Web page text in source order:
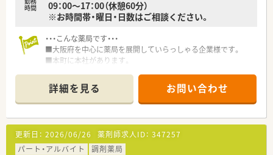
時間
09：00～17：00（休憩60分）
※お時間帯・曜日・日数はご相談ください。
・・・こんな薬局です・・・
■大阪府を中心に薬局を展開していらっしゃる企業様です。
■本町に本社があります。
詳細を見る お問い合わせ
更新日： 2026/06/26 薬剤師求人ID： 347257
パート・アルバイト
調剤薬局